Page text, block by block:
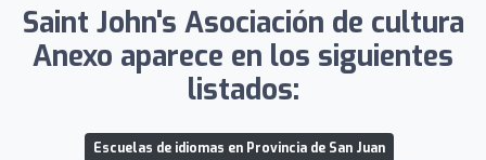
Saint John's Asociación de cultura
Anexo aparece en los siguientes
listados:
Escuelas de idiomas en Provincia de San Juan